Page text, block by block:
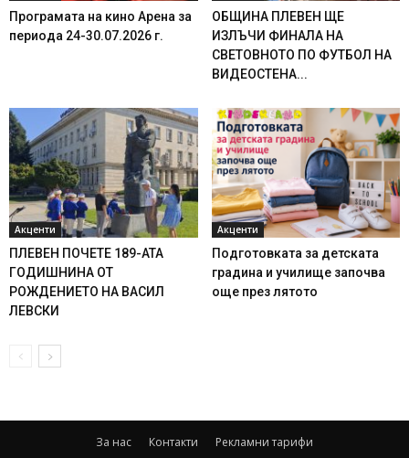
Програмата на кино Арена за
периода 24-30.07.2026 г.
ОБЩИНА ПЛЕВЕН ЩЕ
ИЗЛЪЧИ ФИНАЛА НА
СВЕТОВНОТО ПО ФУТБОЛ НА
ВИДЕОСТЕНА...
Акценти
ПЛЕВЕН ПОЧЕТЕ 189-АТА
ГОДИШНИНА ОТ
РОЖДЕНИЕТО НА ВАСИЛ
ЛЕВСКИ
Акценти
Подготовката за детската
градина и училище започва
още през лятото
За нас Контакти Рекламни тарифи